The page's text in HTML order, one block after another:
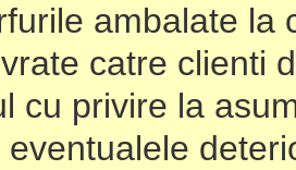
ambalate la
catre clienti
cu privire la
eventualele